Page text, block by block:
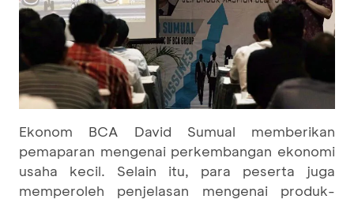
Ekonom BCA David Sumual memberikan
pemaparan mengenai perkembangan ekonomi
usaha kecil. Selain itu, para peserta juga
memperoleh penjelasan mengenai produk-